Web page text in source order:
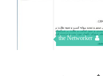
the Networker